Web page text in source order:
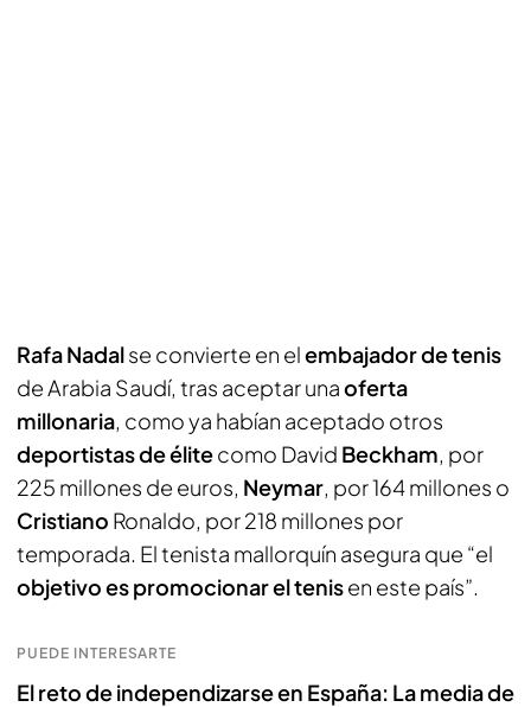
Rafa Nadalse convierte en elembajador de tenis
de Arabia Saudí, tras aceptar unaoferta
millonaria, como ya habían aceptado otros
deportistas de élitecomo David Beckham, por
225 millones de euros, Neymar, por 164 millones o
Cristiano Ronaldo, por 218 millones por
temporada. El tenista mallorquín asegura que “el
objetivo es promocionar el tenisen este país”.
PUEDE INTERESARTE
El reto de independizarse en España: La media de